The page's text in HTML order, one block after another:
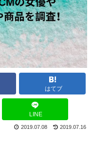
はてブ
LINE
2019.07.16
2019.07.08